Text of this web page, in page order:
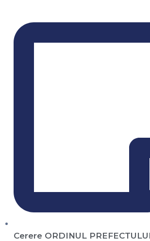
Cerere ORDINUL